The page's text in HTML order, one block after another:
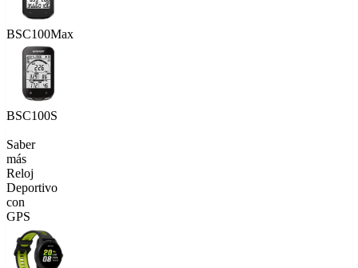
BSC100Max
BSC100S
Saber
más
Reloj
Deportivo
con
GPS